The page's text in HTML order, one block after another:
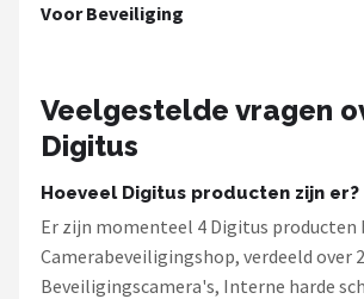
Voor Beveiliging
Veelgestelde vragen
Digitus
Hoeveel Digitus producten zijn er?
Er zijn momenteel 4 Digitus producten
Camerabeveiligingshop, verdeeld over
Beveiligingscamera's, Interne harde